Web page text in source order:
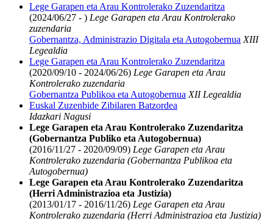
Lege Garapen eta Arau Kontrolerako Zuzendaritza
(2024/06/27 - ) Lege Garapen eta Arau Kontrolerako
zuzendaria
Gobernantza, Administrazio Digitala eta Autogobernua XIII
Legealdia
Lege Garapen eta Arau Kontrolerako Zuzendaritza
(2020/09/10 - 2024/06/26) Lege Garapen eta Arau
Kontrolerako zuzendaria
Gobernantza Publikoa eta Autogobernua XII Legealdia
Euskal Zuzenbide Zibilaren Batzordea
Idazkari Nagusi
Lege Garapen eta Arau Kontrolerako Zuzendaritza
(Gobernantza Publiko eta Autogobernua)
(2016/11/27 - 2020/09/09) Lege Garapen eta Arau
Kontrolerako zuzendaria (Gobernantza Publikoa eta
Autogobernua)
Lege Garapen eta Arau Kontrolerako Zuzendaritza
(Herri Administrazioa eta Justizia)
(2013/01/17 - 2016/11/26) Lege Garapen eta Arau
Kontrolerako zuzendaria (Herri Administrazioa eta Justizia)